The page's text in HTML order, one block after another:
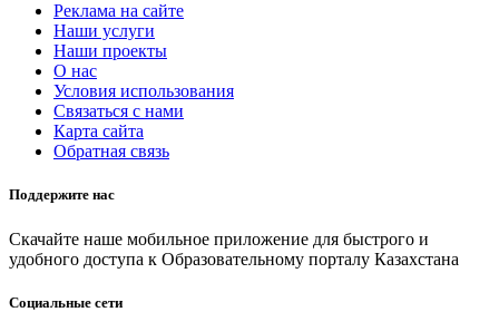
Реклама на сайте
Наши услуги
Наши проекты
О нас
Условия использования
Связаться с нами
Карта сайта
Обратная связь
Поддержите нас
Скачайте наше мобильное приложение для быстрого и
удобного доступа к Образовательному порталу Казахстана
Социальные сети